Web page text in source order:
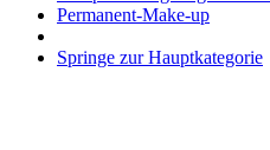
Permanent-Make-up
Springe zur Hauptkategorie